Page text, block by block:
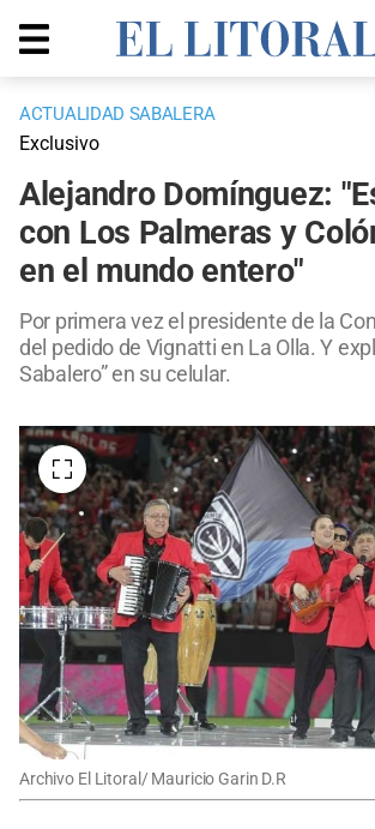
ACTUALIDAD SABALERA
Exclusivo
Alejandro Domínguez:
con Los Palmeras y
en el mundo entero"
Por primera vez el presidente de la
del pedido de Vignatti en La Olla. Y
Sabalero” en su celular.
Archivo El Litoral/ Mauricio Garin D.R